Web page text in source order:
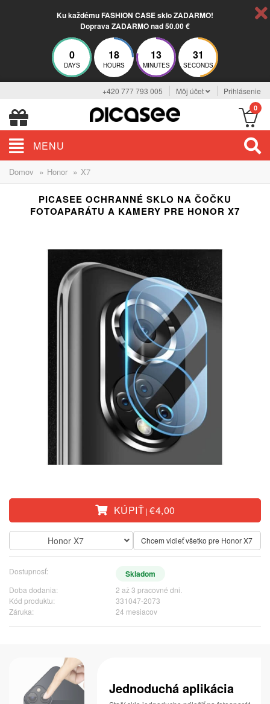
Ku každému FASHION CASE sklo ZADARMO!
Doprava ZADARMO nad 50.00 €
0
DAYS
18
HOURS
13
MINUTES
30
SECONDS
+420 777 793 005 Môj účet Prihlásenie
0
MENU
Domov » Honor » X7
PICASEE OCHRANNÉ SKLO NA ČOČKU
FOTOAPARÁTU A KAMERY PRE HONOR X7
KÚPIŤ | €4,00
Honor X7 Chcem vidieť všetko pre Honor X7
Dostupnosť: Skladom
Doba dodania:
2 až 3 pracovné dni.
Kód produktu:
331047-2073
Záruka:
24 mesiacov
Jednoduchá aplikácia